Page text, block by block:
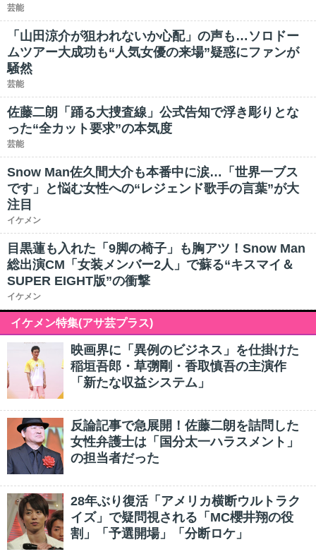
芸能
「山田涼介が狙われないか心配」の声も…ソロドー
ムツアー大成功も“人気女優の来場”疑惑にファンが
騒然
芸能
佐藤二朗「踊る大捜査線」公式告知で浮き彫りとな
った“全カット要求”の本気度
芸能
Snow Man佐久間大介も本番中に涙…「世界一ブス
です」と悩む女性への“レジェンド歌手の言葉”が大
注目
イケメン
目黒蓮も入れた「9脚の椅子」も胸アツ！Snow Man
総出演CM「女装メンバー2人」で蘇る“キスマイ＆
SUPER EIGHT版”の衝撃
イケメン
イケメン特集(アサ芸プラス)
映画界に「異例のビジネス」を仕掛けた
稲垣吾郎・草彅剛・香取慎吾の主演作
「新たな収益システム」
反論記事で急展開！佐藤二朗を詰問した
女性弁護士は「国分太一ハラスメント」
の担当者だった
28年ぶり復活「アメリカ横断ウルトラク
イズ」で疑問視される「MC櫻井翔の役
割」「予選開場」「分断ロケ」